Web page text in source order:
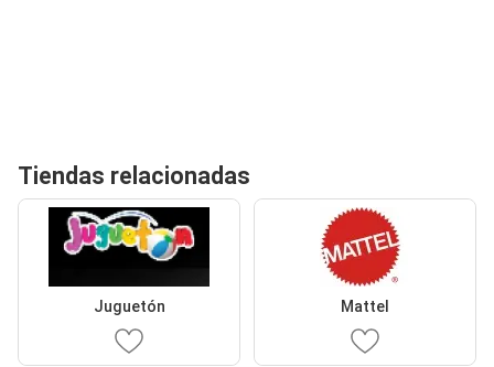
Tiendas relacionadas
Juguetón Mattel